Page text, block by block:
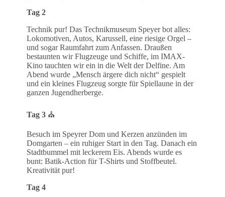
Tag 2
Technik pur! Das Technikmuseum Speyer bot alles:
Lokomotiven, Autos, Karussell, eine riesige Orgel –
und sogar Raumfahrt zum Anfassen. Draußen
bestaunten wir Flugzeuge und Schiffe, im IMAX-
Kino tauchten wir ein in die Welt der Delfine. Am
Abend wurde „Mensch ärgere dich nicht“ gespielt
und ein kleines Flugzeug sorgte für Spiellaune in der
ganzen Jugendherberge.
Tag 3 ⛪
Besuch im Speyrer Dom und Kerzen anzünden im
Domgarten – ein ruhiger Start in den Tag. Danach ein
Stadtbummel mit leckerem Eis. Abends wurde es
bunt: Batik-Action für T-Shirts und Stoffbeutel.
Kreativität pur!
Tag 4